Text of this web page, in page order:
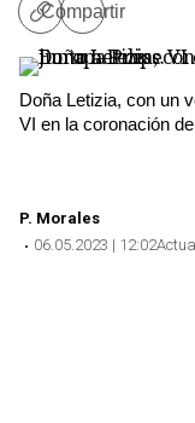
Copiar
enlace
Compartir
Copiar
Doña Letizia, con un
VI en la coronación
P. Morales
06.05.2023 | 12:02